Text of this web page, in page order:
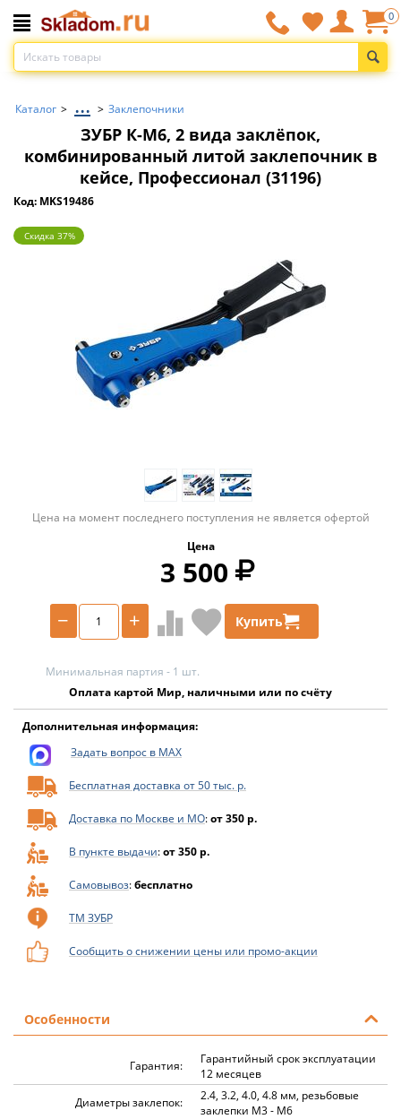
0
Каталог > ... > Заклепочники
ЗУБР К-М6, 2 вида заклёпок,
комбинированный литой заклепочник в
кейсе, Профессионал (31196)
Код: MKS19486
Скидка 37%
Цена на момент последнего поступления не является офертой
Цена
3 500
+
− Купить
Минимальная партия - 1 шт.
Оплата картой Мир, наличными или по счёту
Дополнительная информация:
Задать вопрос в MAX
Бесплатная доставка от 50 тыс. р.
Доставка по Москве и МО:от 350 р.
В пункте выдачи:от 350 р.
Самовывоз:бесплатно
ТМ ЗУБР
Сообщить о снижении цены или промо-акции
Особенности
Гарантия:
Гарантийный срок эксплуатации
12 месяцев
Диаметры заклепок:
2.4, 3.2, 4.0, 4.8 мм, резьбовые
заклепки М3 - М6